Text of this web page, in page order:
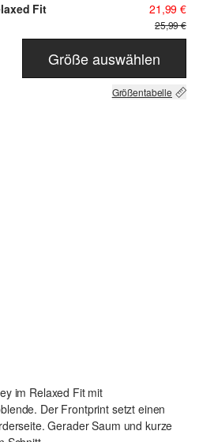
Fit 21,99 €
25,99 €
Größe auswählen
Größentabelle
im Relaxed Fit mit
Der Frontprint setzt einen
Gerader Saum und kurze